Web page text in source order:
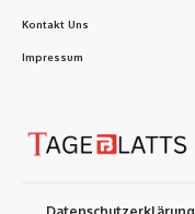
Kontakt Uns
Impressum